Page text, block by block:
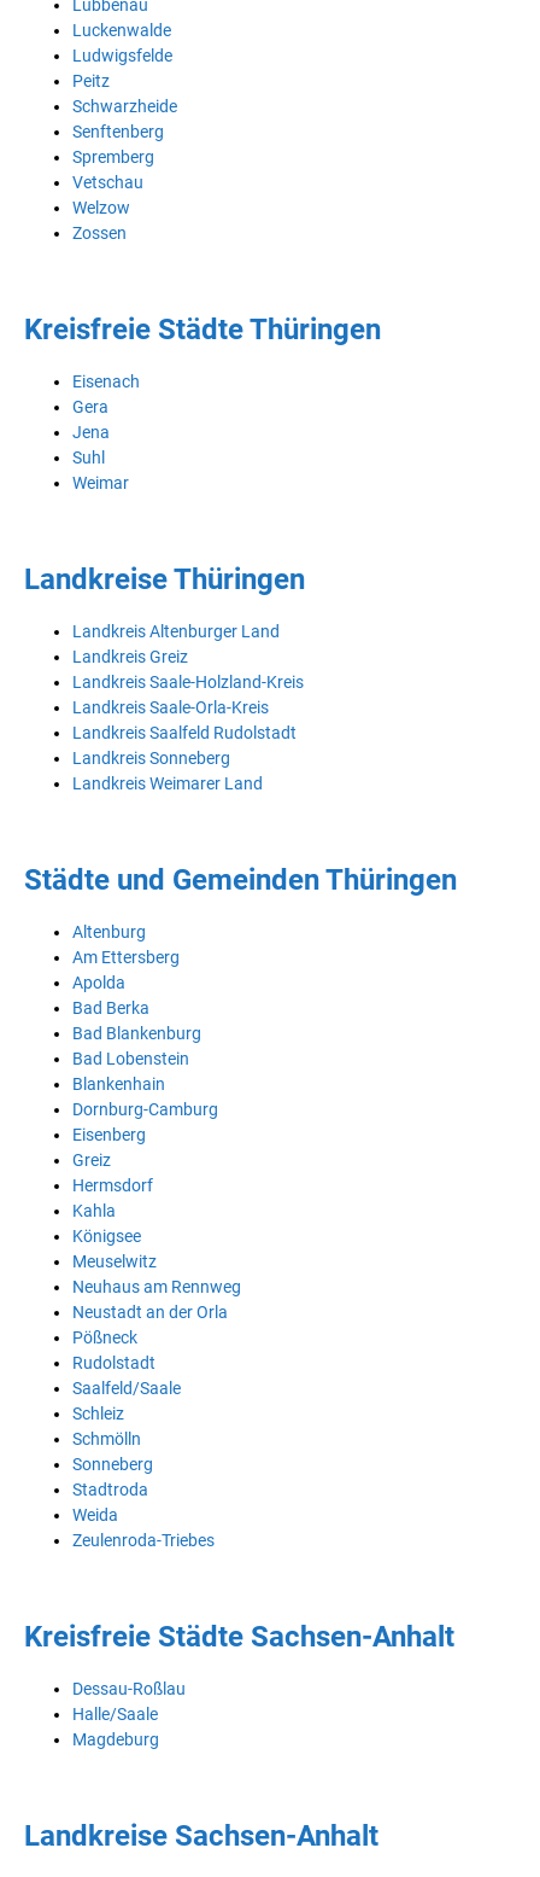
Lübbenau
Luckenwalde
Ludwigsfelde
Peitz
Schwarzheide
Senftenberg
Spremberg
Vetschau
Welzow
Zossen
Kreisfreie Städte Thüringen
Eisenach
Gera
Jena
Suhl
Weimar
Landkreise Thüringen
Landkreis Altenburger Land
Landkreis Greiz
Landkreis Saale-Holzland-Kreis
Landkreis Saale-Orla-Kreis
Landkreis Saalfeld Rudolstadt
Landkreis Sonneberg
Landkreis Weimarer Land
Städte und Gemeinden Thüringen
Altenburg
Am Ettersberg
Apolda
Bad Berka
Bad Blankenburg
Bad Lobenstein
Blankenhain
Dornburg-Camburg
Eisenberg
Greiz
Hermsdorf
Kahla
Königsee
Meuselwitz
Neuhaus am Rennweg
Neustadt an der Orla
Pößneck
Rudolstadt
Saalfeld/Saale
Schleiz
Schmölln
Sonneberg
Stadtroda
Weida
Zeulenroda-Triebes
Kreisfreie Städte Sachsen-Anhalt
Dessau-Roßlau
Halle/Saale
Magdeburg
Landkreise Sachsen-Anhalt